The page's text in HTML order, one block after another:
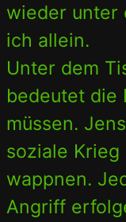
wieder unter
ich allein.
Unter dem
bedeutet die
müssen.
soziale Krieg
wappnen.
Angriff